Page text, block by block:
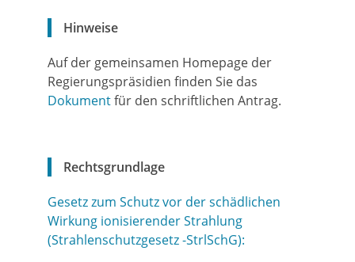
Hinweise
Auf der gemeinsamen Homepage der
Regierungspräsidien finden Sie das
Dokumentfür den schriftlichen Antrag.
Rechtsgrundlage
Gesetz zum Schutz vor der schädlichen
Wirkung ionisierender Strahlung
(Strahlenschutzgesetz -StrlSchG):